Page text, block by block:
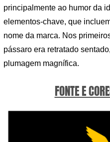
principalmente ao humor da
elementos-chave, que
nome da marca. Nos
pássaro era retratado
plumagem magnífica.
FONTE E